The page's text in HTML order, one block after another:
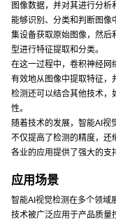
图像数据，并对其进行分
能够识别、分类和判断图像
集设备获取原始图像，然后
型进行特征提取和分类。
在这一过程中，卷积神经
有效地从图像中提取特征，
检测还可以结合其他技术，
性。
随着技术的发展，智能AI视
不仅提高了检测的精度，还
各业的应用提供了强大的支
应用场景
智能AI视觉检测在多个领域
技术被广泛应用于产品质量